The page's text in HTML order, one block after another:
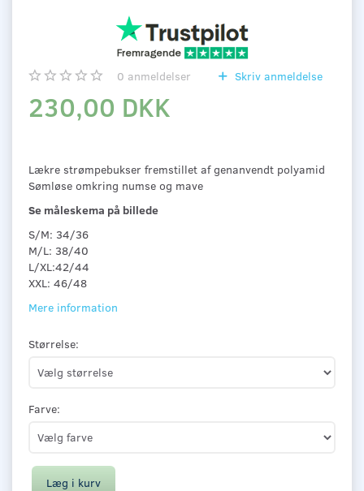
0 anmeldelser Skriv anmeldelse
230,00 DKK
Lækre strømpebukser fremstillet af genanvendt polyamid
Sømløse omkring numse og mave
Se måleskema på billede
S/M: 34/36
M/L: 38/40
L/XL:42/44
XXL: 46/48
Mere information
Størrelse:
Farve:
Læg i kurv